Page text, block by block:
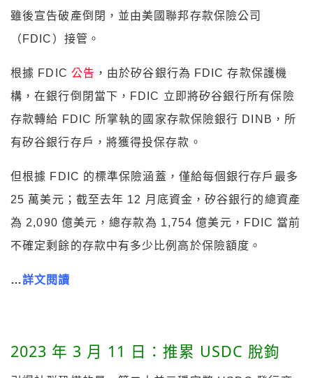
雖後宣告破產倒閉，並由美國聯邦存款保險公司
（FDIC）接管。
根據 FDIC 公告 ，由於矽谷銀行為 FDIC 存款保護機
構，在銀行倒閉當下，FDIC 立即將矽谷銀行所有保險
存款轉給 FDIC 所掌執的國家存款保險銀行 DINB，所
有矽谷銀行存戶，將獲得投保存款。
但根據 FDIC 的標準保險涵蓋，僅給每個銀行存戶最多
25 萬美元；截至去年 12 月底資金，矽谷銀行的總資產
為 2,090 億美元，總存款為 1,754 億美元，FDIC 當前
不確定剩餘的存款中有多少比例高於保險額度。
…詳文閱讀
2023 年 3 月 11 日：推累 USDC 脫鉤